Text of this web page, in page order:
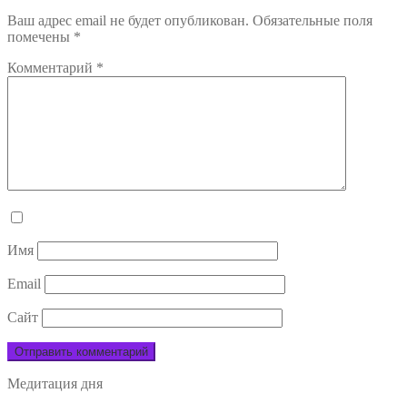
Ваш адрес email не будет опубликован. Обязательные поля
помечены *
Комментарий *
Имя
Email
Сайт
Медитация дня